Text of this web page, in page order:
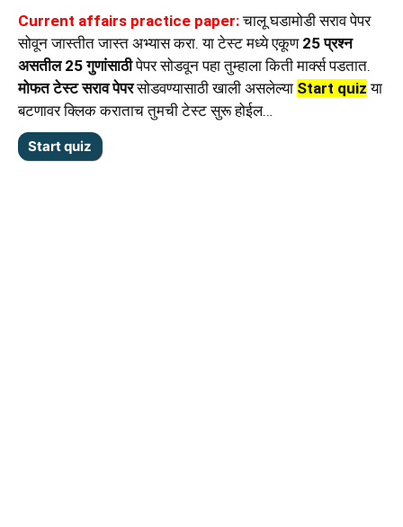
Current affairs practice paper:चालू घडामोडी सराव पेपर
सोवून जास्तीत जास्त अभ्यास करा. या टेस्ट मध्ये एकूण 25 प्रश्न
असतील 25 गुणांसाठीपेपर सोडवून पहा तुम्हाला किती मार्क्स पडतात.
मोफत टेस्ट सराव पेपरसोडवण्यासाठी खाली असलेल्या Start quiz या
बटणावर क्लिक कराताच तुमची टेस्ट सुरू होईल…